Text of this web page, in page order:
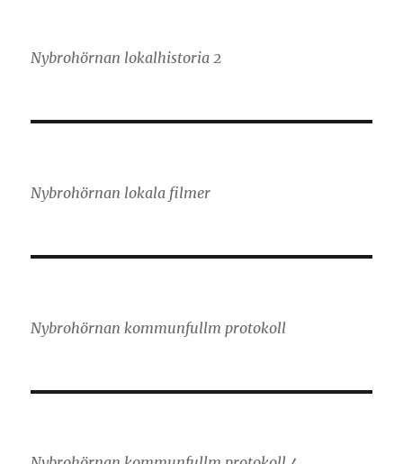
Nybrohörnan lokalhistoria 2
Nybrohörnan lokala filmer
Nybrohörnan kommunfullm protokoll